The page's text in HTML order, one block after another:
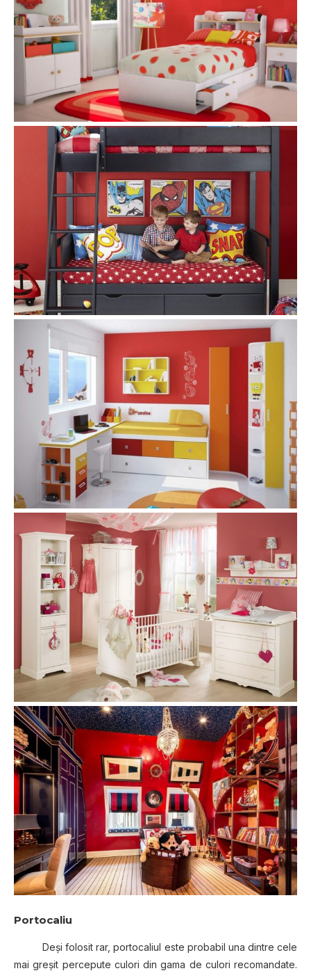
Portocaliu
Deşi folosit rar, portocaliul este probabil una dintre cele
mai greşit percepute culori din gama de culori recomandate.